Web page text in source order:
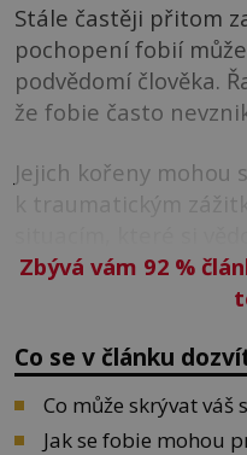
Stále častěji přitom
pochopení fobií
podvědomí člověka.
že fobie často
Jejich kořeny mohou
k traumatickým
Zbývá vám 92 %
Co se v článku
Co může skrývat váš
Jak se fobie mohou